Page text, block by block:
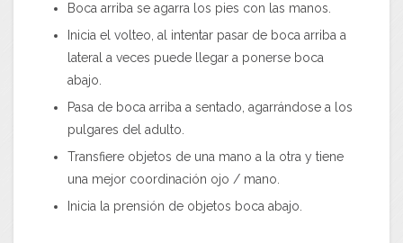
Boca arriba se agarra los pies con las manos.
Inicia el volteo, al intentar pasar de boca arriba a
lateral a veces puede llegar a ponerse boca
abajo.
Pasa de boca arriba a sentado, agarrándose a los
pulgares del adulto.
Transfiere objetos de una mano a la otra y tiene
una mejor coordinación ojo / mano.
Inicia la prensión de objetos boca abajo.